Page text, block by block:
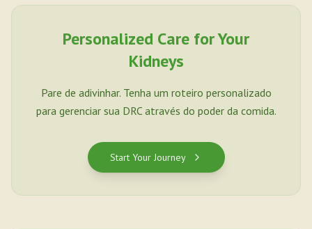
Personalized Care for Your
Kidneys
Pare de adivinhar. Tenha um roteiro personalizado
para gerenciar sua DRC através do poder da comida.
Start Your Journey